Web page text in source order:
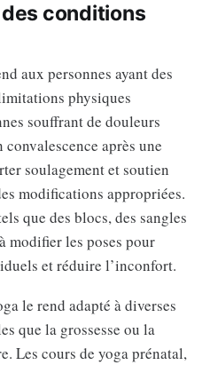
conditions
aux personnes ayant des
physiques
souffrant de douleurs
après une
soulagement et soutien
modifications appropriées.
que des blocs, des sangles
modifier les poses pour
et réduire l’inconfort.
le rend adapté à diverses
que la grossesse ou la
Les cours de yoga prénatal,